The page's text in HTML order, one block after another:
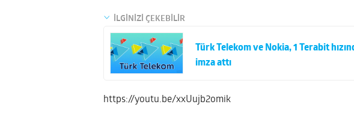
İLGİNİZİ ÇEKEBİLİR
Türk Telekom ve Nokia, 1 Terabit
imza attı
https://youtu.be/xxUujb2omik